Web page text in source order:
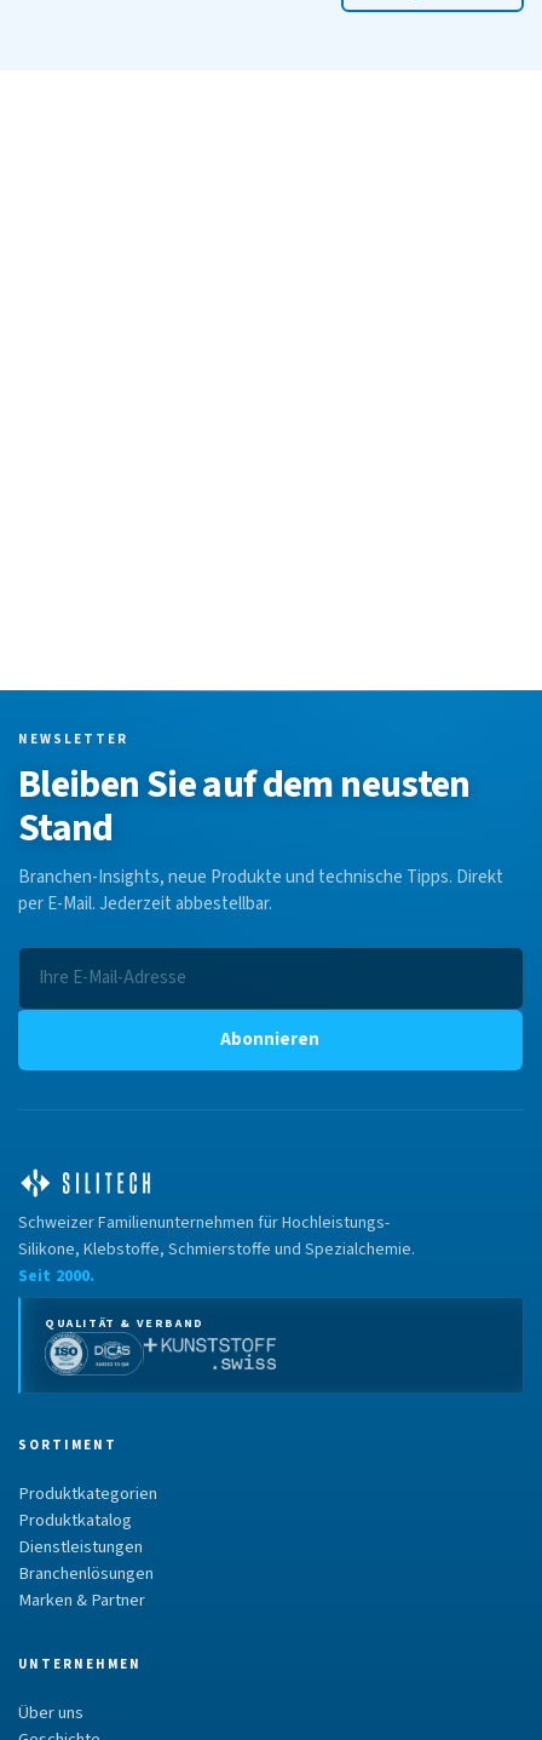
NEWSLETTER
Bleiben Sie auf dem neusten
Stand
Branchen-Insights, neue Produkte und technische Tipps. Direkt
per E-Mail. Jederzeit abbestellbar.
Abonnieren
Schweizer Familienunternehmen für Hochleistungs-
Silikone, Klebstoffe, Schmierstoffe und Spezialchemie.
Seit 2000.
QUALITÄT & VERBAND
SORTIMENT
Produktkategorien
Produktkatalog
Dienstleistungen
Branchenlösungen
Marken & Partner
UNTERNEHMEN
Über uns